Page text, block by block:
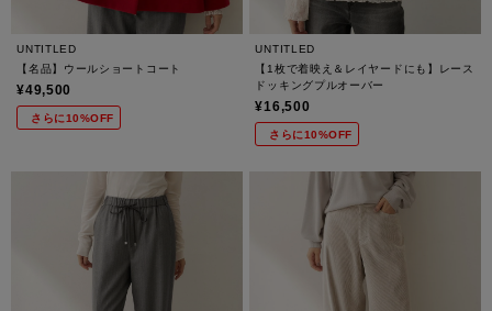
UNTITLED
【名品】ウールショートコート
¥49,500
さらに10%OFF
UNTITLED
【1枚で着映え＆レイヤードにも】レース
ドッキングプルオーバー
¥16,500
さらに10%OFF